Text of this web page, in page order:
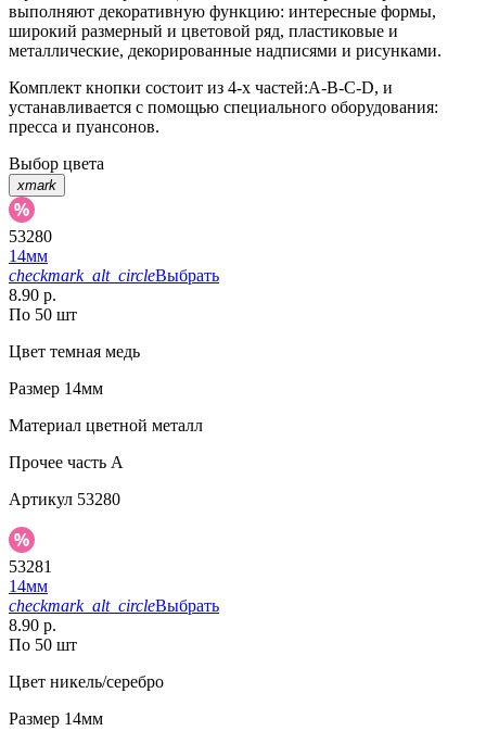
выполняют декоративную функцию: интересные формы,
широкий размерный и цветовой ряд, пластиковые и
металлические, декорированные надписями и рисунками.
Комплект кнопки состоит из 4-х частей:А-В-С-D, и
устанавливается с помощью специального оборудования:
пресса и пуансонов.
Выбор цвета
xmark
53280
14мм
checkmark_alt_circleВыбрать
8.90 р.
По 50 шт
Цвет темная медь
Размер 14мм
Материал цветной металл
Прочее часть A
Артикул 53280
53281
14мм
checkmark_alt_circleВыбрать
8.90 р.
По 50 шт
Цвет никель/серебро
Размер 14мм